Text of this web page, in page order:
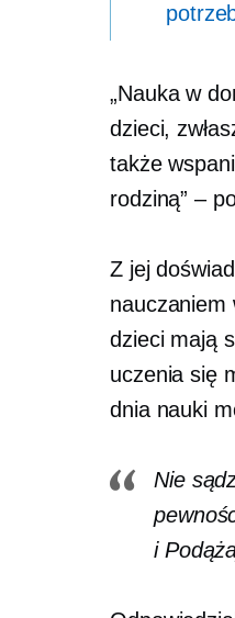
„Nauka w
dzieci,
także
rodziną” –
Z jej
nauczaniem
dzieci mają
uczenia się
dnia nauki
Nie
i